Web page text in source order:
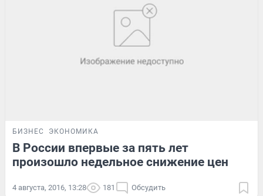
БИЗНЕС ЭКОНОМИКА
В России впервые за пять лет
произошло недельное снижение цен
4 августа, 2016, 13:28 181 Обсудить